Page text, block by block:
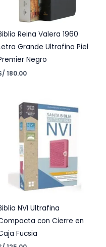
Reina Valera 1960
Grande Ultrafina Piel
Negro
180.00
NVI Ultrafina
con Cierre en
Fucsia